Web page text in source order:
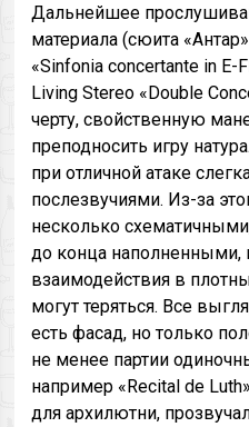
Дальнейшее
материала (сюита
«Sinfonia concertante in E-
Living Stereo «Double
черту, свойственную
преподносить игру
при отличной атаке
послезвучиями. Из-за
несколько
до конца наполненными,
взаимодействия в
могут теряться. Все
есть фасад, но только
не менее партии
например «Recital de
для архилютни,